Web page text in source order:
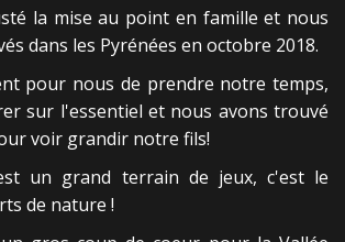
la mise au point en famille et nous
dans les Pyrénées en octobre 2018.
pour nous de prendre notre temps,
sur l'essentiel et nous avons trouvé
voir grandir notre fils!
un grand terrain de jeux, c'est le
de nature !